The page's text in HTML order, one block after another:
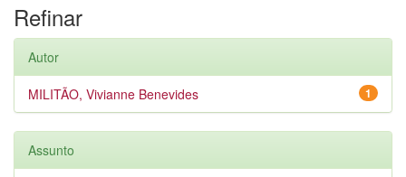
Refinar
Autor
1
MILITÃO, Vivianne Benevides
Assunto